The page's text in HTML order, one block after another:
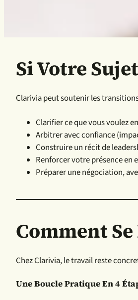
Si Votre
Clarivia peut soutenir les
Clarifier ce que vous voulez
Arbitrer avec confiance
Construire un récit de
Renforcer votre présence en
Préparer une négociation,
Comment
Chez Clarivia, le travail reste
Une Boucle Pratique En 4